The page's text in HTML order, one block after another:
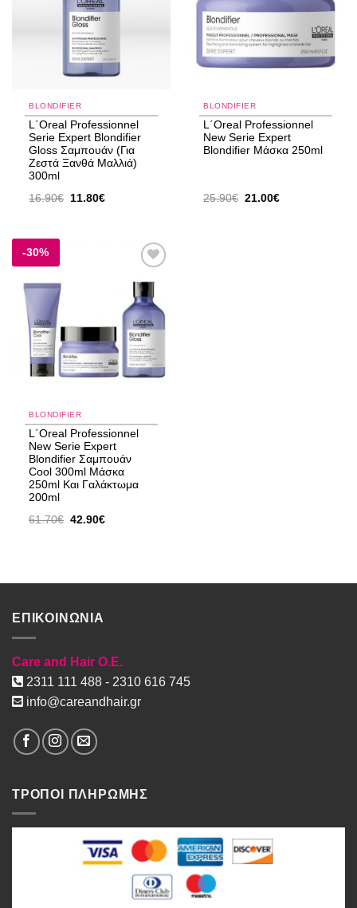
BLONDIFIER
L΄Oreal Professionnel
Serie Expert Blondifier
Gloss Σαμπουάν (Για
Ζεστά Ξανθά Μαλλιά)
300ml
16.90€ Original
11.80€Η
BLONDIFIER
L΄Oreal Professionnel
New Serie Expert
Blondifier Μάσκα 250ml
25.90€ Original
21.00€Η
-30%
wishlist
BLONDIFIER
L΄Oreal Professionnel
New Serie Expert
Blondifier Σαμπουάν
Cool 300ml Μάσκα
250ml Και Γαλάκτωμα
200ml
61.70€ Original
42.90€Η
ΕΠΙΚΟΙΝΩΝΙΑ
Care and Hair O.E.
2311 111 488 - 2310 616 745
info@careandhair.gr
ΤΡΟΠΟΙ ΠΛΗΡΩΜΗΣ